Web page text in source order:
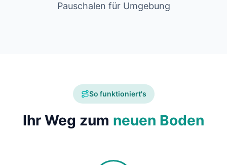
Pauschalen für Umgebung
So funktioniert's
Ihr Weg zum neuen Boden